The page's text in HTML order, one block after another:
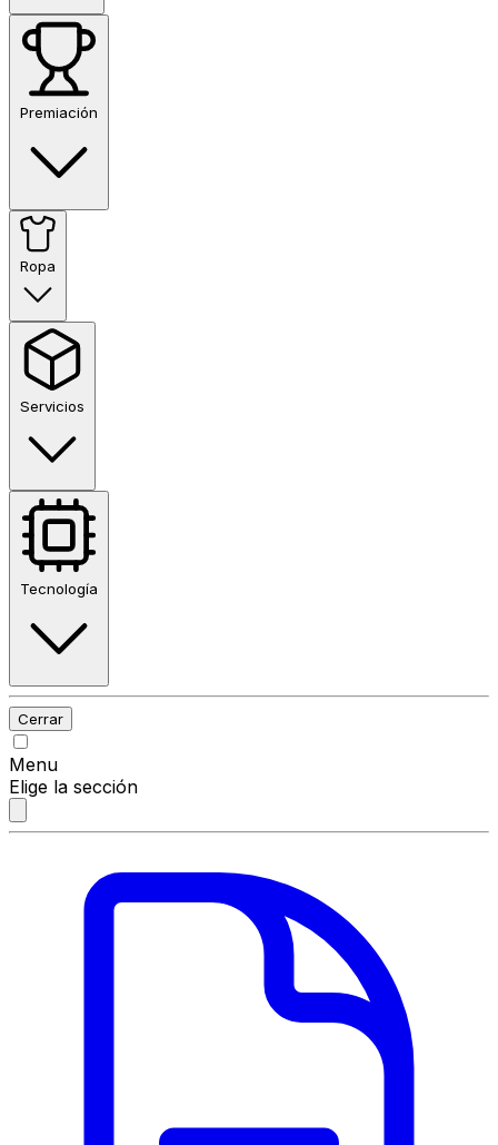
Premiación
Ropa
Servicios
Tecnología
Cerrar
Menu
Elige la sección